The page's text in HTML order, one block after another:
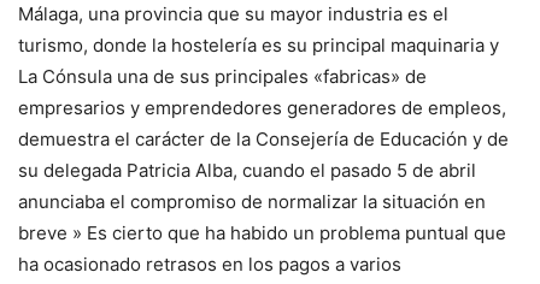
Málaga, una provincia que su mayor industria es el
turismo, donde la hostelería es su principal maquinaria y
La Cónsula una de sus principales «fabricas» de
empresarios y emprendedores generadores de empleos,
demuestra el carácter de la Consejería de Educación y de
su delegada Patricia Alba, cuando el pasado 5 de abril
anunciaba el compromiso de normalizar la situación en
breve » Es cierto que ha habido un problema puntual que
ha ocasionado retrasos en los pagos a varios